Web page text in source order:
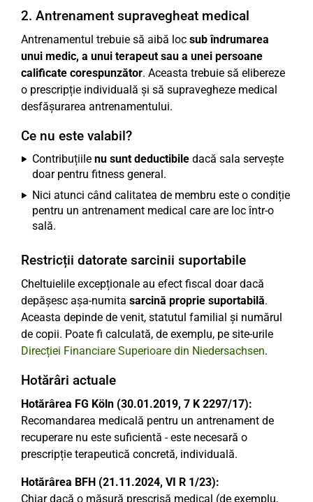
2. Antrenament supravegheat medical
Antrenamentul trebuie să aibă loc sub îndrumarea
unui medic, a unui terapeut sau a unei persoane
calificate corespunzător. Aceasta trebuie să elibereze
o prescripție individuală și să supravegheze medical
desfășurarea antrenamentului.
Ce nu este valabil?
Contribuțiile nu sunt deductibile dacă sala servește
doar pentru fitness general.
Nici atunci când calitatea de membru este o condiție
pentru un antrenament medical care are loc într-o
sală.
Restricții datorate sarcinii suportabile
Cheltuielile excepționale au efect fiscal doar dacă
depășesc așa-numita sarcină proprie suportabilă.
Aceasta depinde de venit, statutul familial și numărul
de copii. Poate fi calculată, de exemplu, pe site-urile
Direcției Financiare Superioare din Niedersachsen.
Hotărâri actuale
Hotărârea FG Köln (30.01.2019, 7 K 2297/17):
Recomandarea medicală pentru un antrenament de
recuperare nu este suficientă - este necesară o
prescripție terapeutică concretă, individuală.
Hotărârea BFH (21.11.2024, VI R 1/23):
Chiar dacă o măsură prescrisă medical (de exemplu,